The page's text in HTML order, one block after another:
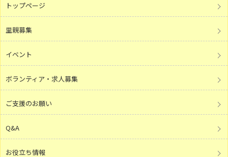
トップページ
里親募集
イベント
ボランティア・求人募集
ご支援のお願い
Q&A
お役立ち情報